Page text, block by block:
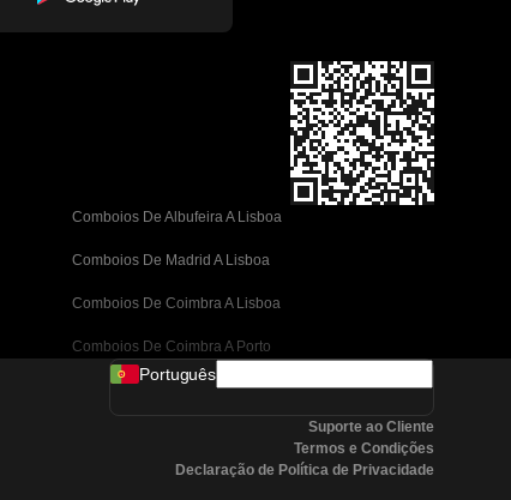
Comboios De Albufeira A Lisboa
Comboios De Madrid A Lisboa
Comboios De Coimbra A Lisboa
Comboios De Coimbra A Porto
Comboios De Valência A Barcelona
Comboios De Málaga A Barcelona
Português
Suporte ao Cliente
Termos e Condições
Declaração de Política de Privacidade